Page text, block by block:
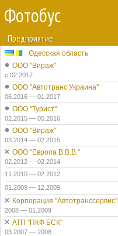
Фотобус
Предприятие
Одесская область
ООО "Вираж"
с 02.2017
ООО "Автотранс Украина"
06.2016 — 01.2017
ООО "Турист"
02.2015 — 05.2016
ООО "Вираж"
03.2014 — 02.2015
ООО "Европа В.В.В."
02.2012 — 02.2014
11.2010 — 02.2012
01.2009 — 12.2009
Корпорация "Автотранссервис"
2008 — 01.2009
АТП "ПКФ БСК"
03.2007 — 2008